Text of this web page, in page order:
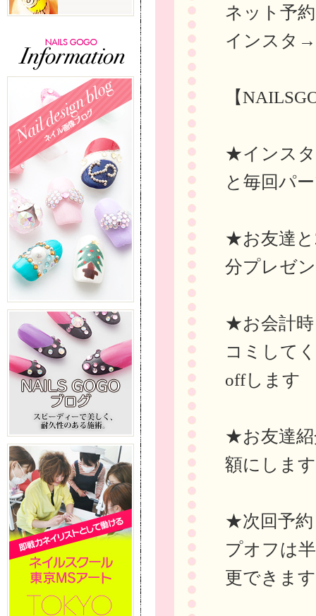
ネット予
インスタ
【
★インスタ
と毎回パ
★お友達と
分プレゼ
★お会計時
コミして
offします
★お友達紹
額にしま
★次回予約
プオフは
更できま